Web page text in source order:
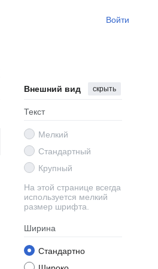
Войти
Внешний вид скрыть
Текст
Мелкий
Стандартный
Крупный
На этой странице всегда
используется мелкий
размер шрифта.
Ширина
Стандартно